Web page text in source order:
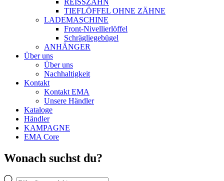
TIEFLÖFFEL OHNE ZÄHNE
LADEMASCHINE
Front-Nivellierlöffel
Schrägliegebügel
ANHÄNGER
Über uns
Über uns
Nachhaltigkeit
Kontakt
Kontakt EMA
Unsere Händler
Kataloge
Händler
KAMPAGNE
EMA Core
Wonach suchst du?
Products